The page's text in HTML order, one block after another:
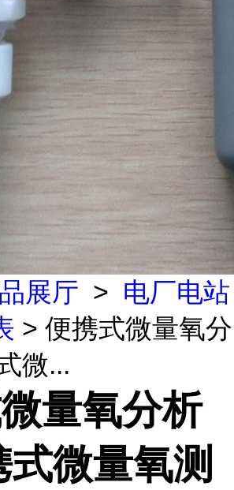
展厅 > 电厂电站
> 便携式微量氧分
微...
量氧分析
微量氧测